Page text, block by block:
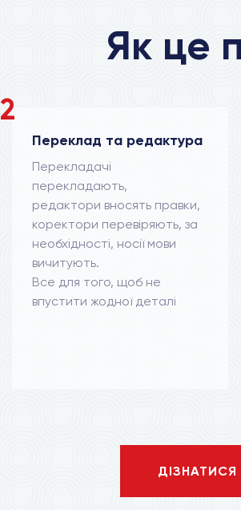
Як це
2
Переклад та редактура
Перекладачі
перекладають,
редактори вносять правки,
коректори перевіряють, за
необхідності, носії мови
вичитують.
Все для того, щоб не
впустити жодної деталі
ДІЗНАТИСЯ